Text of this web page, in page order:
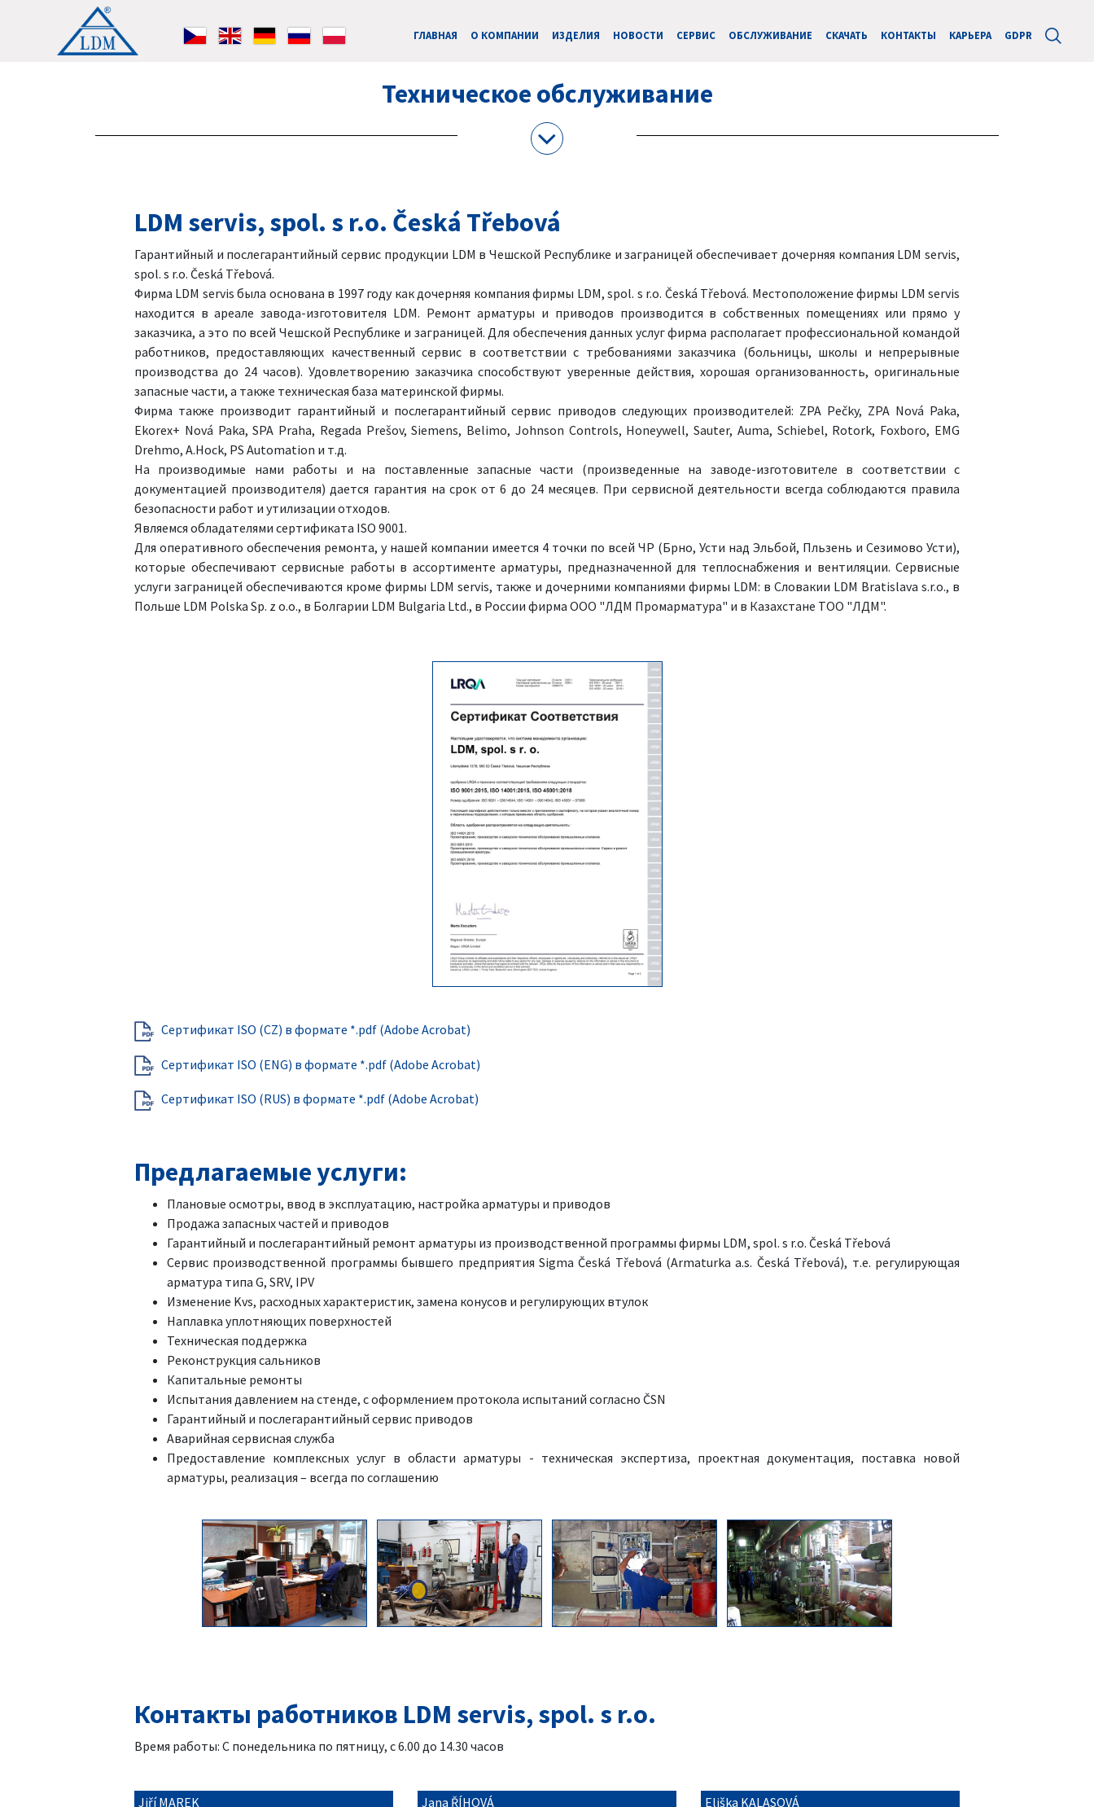
ГЛАВНАЯ О КОМПАНИИ ИЗДЕЛИЯ НОВОСТИ CЕРВИС ОБСЛУЖИВАНИЕ СКАЧАТЬ КОНТАКТЫ КАРЬЕРА GDPR
Техническое обслуживание
LDM servis, spol. s r.o. Česká Třebová
Гарантийный и послегарантийный сервис продукции LDM в Чешской Республике и заграницей обеспечивает дочерняя компания LDM servis,
spol. s r.o. Česká Třebová.
Фирма LDM servis была основана в 1997 году как дочерняя компания фирмы LDM, spol. s r.o. Česká Třebová. Местоположение фирмы LDM servis
находится в ареале завода-изготовителя LDM. Ремонт арматуры и приводов производится в собственных помещениях или прямо у
заказчика, а это по всей Чешской Республике и заграницей. Для обеспечения данных услуг фирма располагает профессиональной командой
работников, предоставляющих качественный сервис в соответствии с требованиями заказчика (больницы, школы и непрерывные
производства до 24 часов). Удовлетворению заказчика способствуют уверенные действия, хорошая организованность, оригинальные
запасные части, а также техническая база материнской фирмы.
Фирма также производит гарантийный и послегарантийный сервис приводов следующих производителей: ZPA Pečky, ZPA Nová Paka,
Ekorex+ Nová Paka, SPA Praha, Regada Prešov, Siemens, Belimo, Johnson Controls, Honeywell, Sauter, Auma, Schiebel, Rotork, Foxboro, EMG
Drehmo, A.Hock, PS Automation и т.д.
На производимые нами работы и на поставленные запасные части (произведенные на заводе-изготовителе в соответствии с
документацией производителя) дается гарантия на срок от 6 до 24 месяцев. При сервисной деятельности всегда соблюдаются правила
безопасности работ и утилизации отходов.
Являемся обладателями сертификата ISO 9001.
Для оперативного обеспечения ремонта, у нашей компании имеется 4 точки по всей ЧР (Брно, Усти над Эльбой, Пльзень и Сезимово Усти),
которые обеспечивают сервисные работы в ассортименте арматуры, предназначенной для теплоснабжения и вентиляции. Сервисные
услуги заграницей обеспечиваются кроме фирмы LDM servis, также и дочерними компаниями фирмы LDM: в Словакии LDM Bratislava s.r.o., в
Польше LDM Polska Sp. z o.o., в Болгарии LDM Bulgaria Ltd., в России фирма OOO "ЛДМ Промарматура" и в Казахстане TOO "ЛДМ".
Сертификат ISO (CZ) в формате *.pdf (Adobe Acrobat)
Сертификат ISO (ENG) в формате *.pdf (Adobe Acrobat)
Сертификат ISO (RUS) в формате *.pdf (Adobe Acrobat)
Предлагаемые услуги:
Плановые осмотры, ввод в эксплуатацию, настройка арматуры и приводов
Продажа запасных частей и приводов
Гарантийный и послегарантийный ремонт арматуры из производственной программы фирмы LDM, spol. s r.o. Česká Třebová
Сервис производственной программы бывшего предприятия Sigma Česká Třebová (Armaturka a.s. Česká Třebová), т.е. регулирующая
арматура типа G, SRV, IPV
Изменение Kvs, расходных характеристик, замена конусов и регулирующих втулок
Наплавка уплотняющих поверхностей
Техническая поддержка
Реконструкция сальников
Капитальные ремонты
Испытания давлением на стенде, с оформлением протокола испытаний согласно ČSN
Гарантийный и послегарантийный сервис приводов
Аварийная сервисная служба
Предоставление комплексных услуг в области арматуры - техническая экспертиза, проектная документация, поставка новой
арматуры, реализация – всегда по соглашению
Контакты работников LDM servis, spol. s r.o.
Время работы: С понедельника по пятницу, с 6.00 до 14.30 часов
Jiří MAREK
Jana ŘÍHOVÁ
Eliška KALASOVÁ